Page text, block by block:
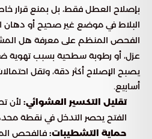
بإصلاح العطل فقط، بل بمنع قرار
البلاط في موضع غير صحيح أو دهان
الفحص المنظم على معرفة هل
عزل، أو رطوبة سطحية بسبب
يصبح الإصلاح أكثر دقة، وتقل
أسابيع.
تقليل التكسير العشوائي: لأن
الفتح يحصر التدخل في نقطة
حماية التشطيبات: فالفحص